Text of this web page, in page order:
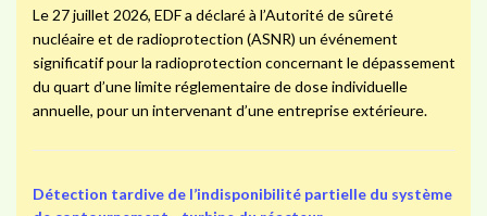
Le 27 juillet 2026, EDF a déclaré à l’Autorité de sûreté
nucléaire et de radioprotection (ASNR) un événement
significatif pour la radioprotection concernant le dépassement
du quart d’une limite réglementaire de dose individuelle
annuelle, pour un intervenant d’une entreprise extérieure.
Détection tardive de l’indisponibilité partielle du système